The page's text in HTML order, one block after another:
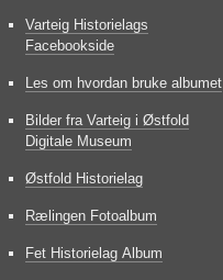
Varteig Historielags
Facebookside
Les om hvordan bruke albumet
Bilder fra Varteig i Østfold
Digitale Museum
Østfold Historielag
Rælingen Fotoalbum
Fet Historielag Album